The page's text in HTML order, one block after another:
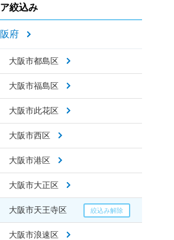
絞込み
府
大阪市都島区
大阪市福島区
大阪市此花区
大阪市西区
大阪市港区
大阪市大正区
大阪市天王寺区
大阪市浪速区